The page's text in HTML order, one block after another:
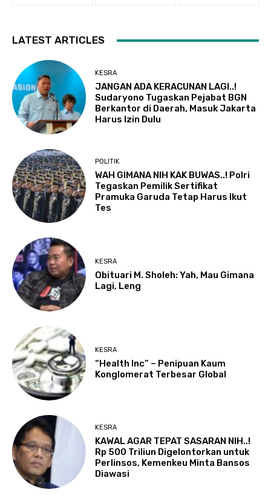
LATEST ARTICLES
KESRA
JANGAN ADA KERACUNAN LAGI..!
Sudaryono Tugaskan Pejabat BGN
Berkantor di Daerah, Masuk Jakarta
Harus Izin Dulu
POLITIK
WAH GIMANA NIH KAK BUWAS..! Polri
Tegaskan Pemilik Sertifikat
Pramuka Garuda Tetap Harus Ikut
Tes
KESRA
Obituari M. Sholeh: Yah, Mau Gimana
Lagi, Leng
KESRA
“Health Inc” – Penipuan Kaum
Konglomerat Terbesar Global
KESRA
KAWAL AGAR TEPAT SASARAN NIH..!
Rp 500 Triliun Digelontorkan untuk
Perlinsos, Kemenkeu Minta Bansos
Diawasi